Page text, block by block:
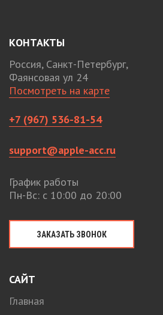
КОНТАКТЫ
Россия, Санкт-Петербург,
Фаянсовая ул 24
Посмотреть на карте
+7 (967) 536-81-54
support@apple-acc.ru
График работы
Пн-Вс: с 10:00 до 20:00
ЗАКАЗАТЬ ЗВОНОК
САЙТ
Главная